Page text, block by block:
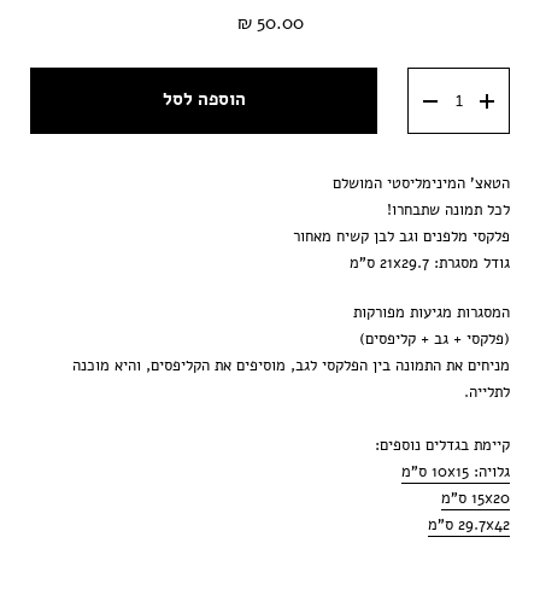
50.00 ₪
הוספה לסל
הטאצ' המינימליסטי המושלם
לכל תמונה שתבחרו!
פלקסי מלפנים וגב לבן קשיח מאחור
גודל מסגרת: 21x29.7 ס"מ
המסגרות מגיעות מפורקות
(פלקסי + גב + קליפסים)
מניחים את התמונה בין הפלקסי לגב, מוסיפים את הקליפסים, והיא מוכנה
לתלייה.
קיימת בגדלים נוספים:
גלויה: 10x15 ס"מ
15x20 ס"מ
29.7x42 ס"מ